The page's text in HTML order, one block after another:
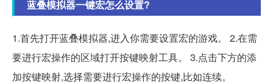
蓝叠模拟器一键宏怎么设置?
1.首先打开蓝叠模拟器,进入你需要设置宏的游戏。 2.在需
要进行宏操作的区域打开按键映射工具。 3.点击下方的添
加按键映射,选择需要进行宏操作的按键,比如连续。